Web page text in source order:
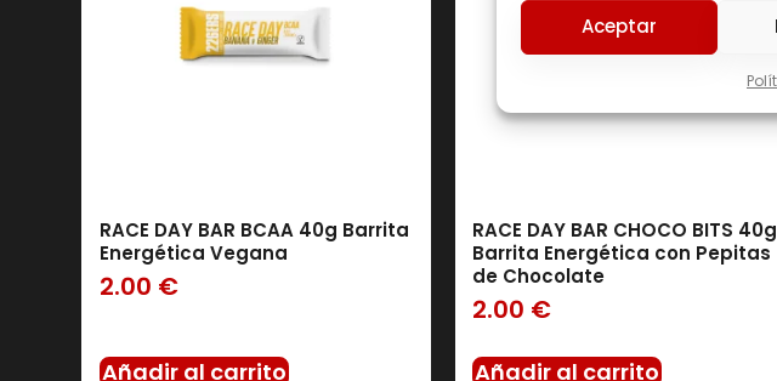
AceptarBAVARIAN ELITE
BIG(0)
SERVIVITA(30)
RACE DAY BAR BCAA 40g Barrita
Energética Vegana
2.00 €
Añadir al carrito
RACE DAY BAR CHOCO BITS 40g
Barrita Energética con Pepitas
de Chocolate
2.00 €
Añadir al carrito